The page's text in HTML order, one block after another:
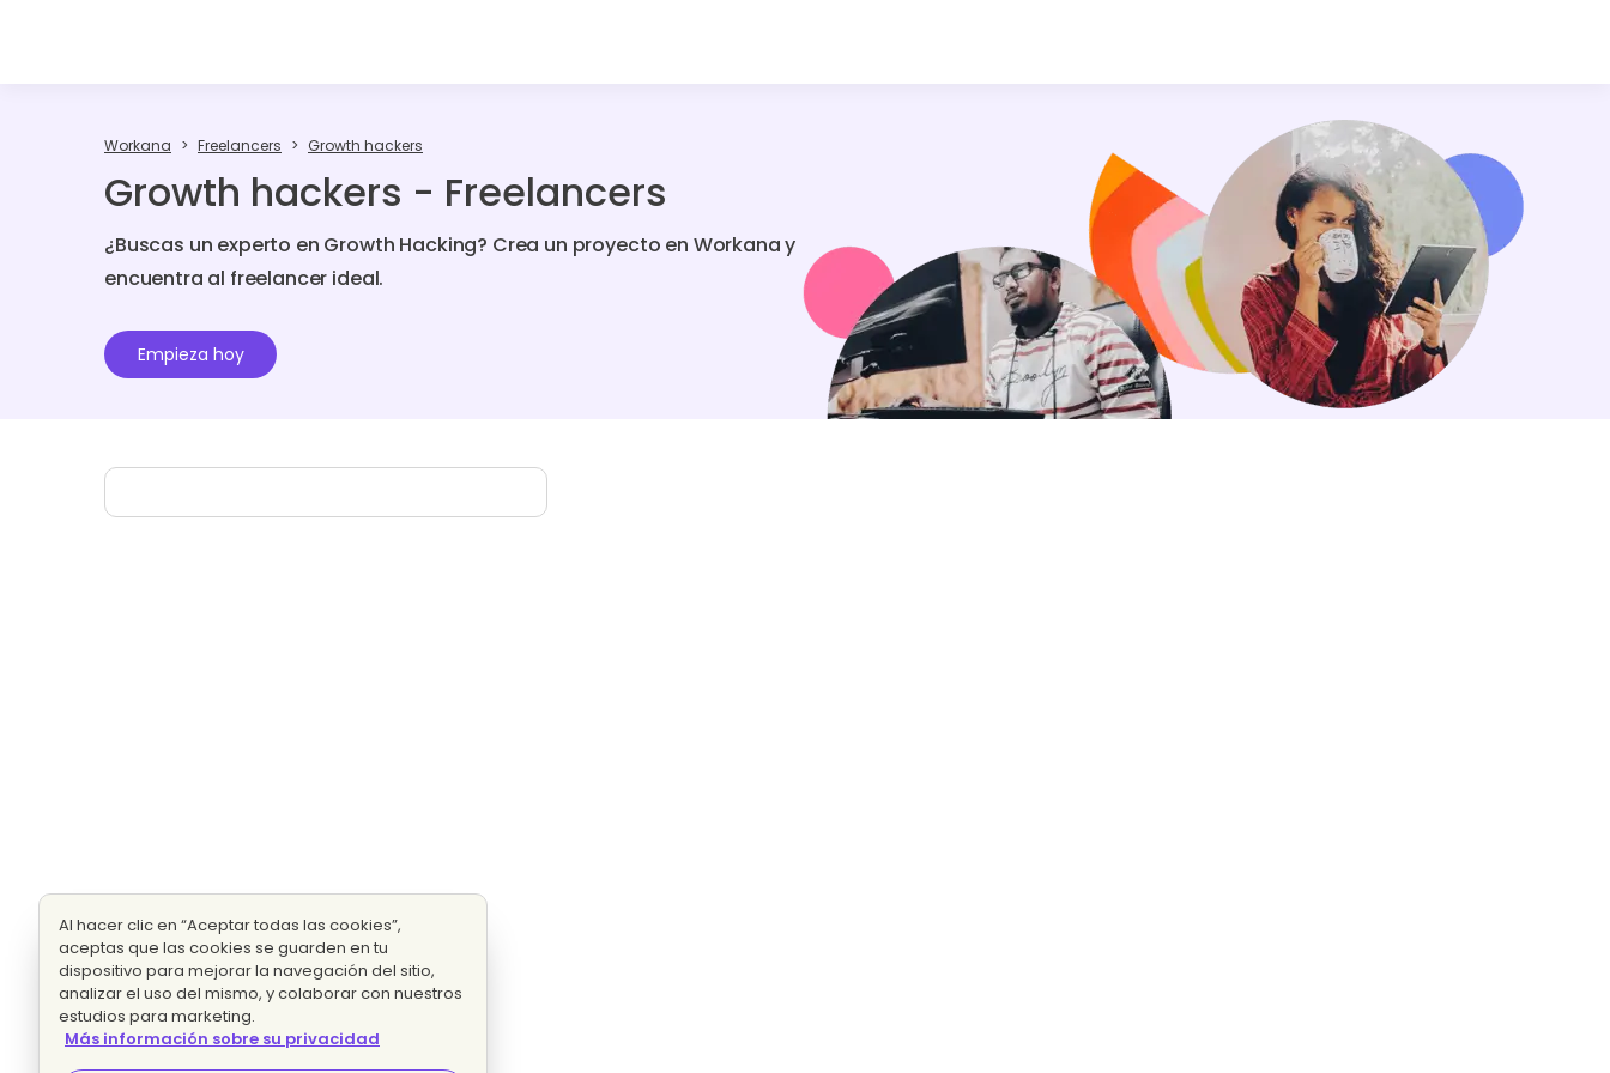
Workana Freelancers Growth hackers
Growth hackers - Freelancers
¿Buscas un experto en Growth Hacking? Crea un proyecto en Workana y
encuentra al freelancer ideal.
Empieza hoy
Al hacer clic en “Aceptar todas las cookies”,
aceptas que las cookies se guarden en tu
dispositivo para mejorar la navegación del sitio,
analizar el uso del mismo, y colaborar con nuestros
estudios para marketing.
Más información sobre su privacidad